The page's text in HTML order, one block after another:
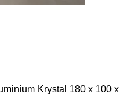
Krystal 180 x 100 x